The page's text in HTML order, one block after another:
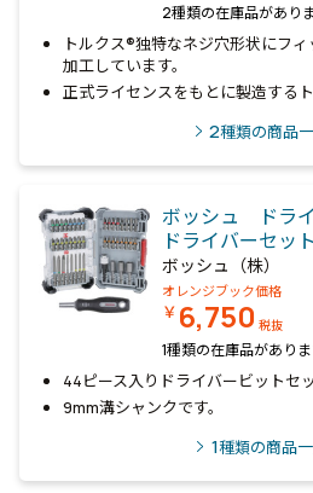
2種類の在庫品があり
トルクス®独特なネジ穴形状にフ
加工しています。
正式ライセンスをもとに製造する
2種類の商品
ボッシュ ドラ
ドライバーセ
ボッシュ（株）
オレンジブック価格
￥ 6,750 税抜
1種類の在庫品があり
44ピース入りドライバービットセッ
9mm溝シャンクです。
1種類の商品